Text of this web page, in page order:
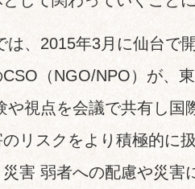
、2015年3月に仙台で
（NGO/NPO）が、
や視点を会議で共有し国
リスクをより積極的に
害 弱者への配慮や災害